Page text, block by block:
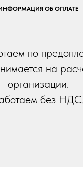
ОБ ОПЛАТЕ
по
на
организации.
без НДС.